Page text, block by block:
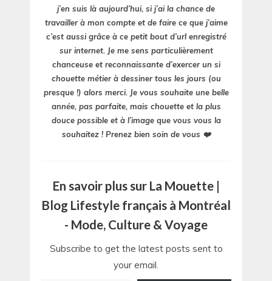
j’en suis là aujourd’hui, si j’ai la chance de
travailler à mon compte et de faire ce que j’aime
c’est aussi grâce à ce petit bout d’url enregistré
sur internet. Je me sens particulièrement
chanceuse et reconnaissante d’exercer un si
chouette métier à dessiner tous les jours (ou
presque !) alors merci. Je vous souhaite une belle
année, pas parfaite, mais chouette et la plus
douce possible et à l’image que vous vous la
souhaitez ! Prenez bien soin de vous ❤️
En savoir plus sur La Mouette |
Blog Lifestyle français à Montréal
- Mode, Culture & Voyage
Subscribe to get the latest posts sent to
your email.